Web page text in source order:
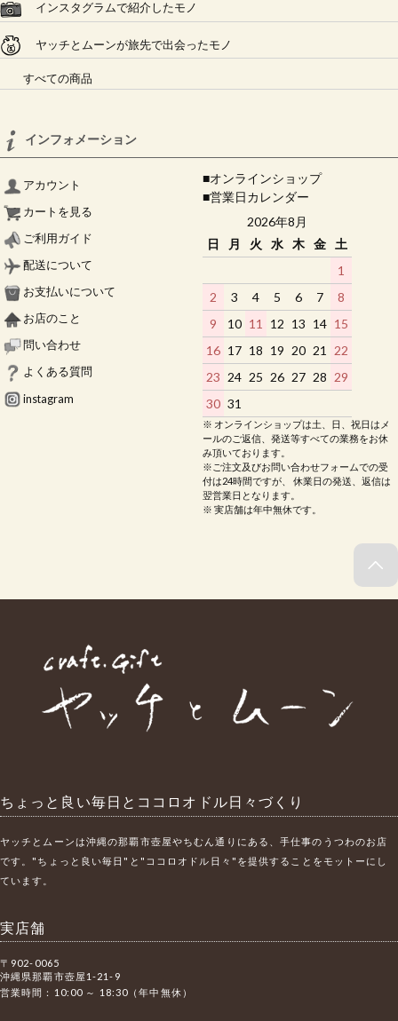
インスタグラムで紹介したモノ
ヤッチとムーンが旅先で出会ったモノ
すべての商品
インフォメーション
アカウント
カートを見る
ご利用ガイド
配送について
お支払いについて
お店のこと
問い合わせ
よくある質問
instagram
■オンラインショップ
■営業日カレンダー
2026年8月
日
月 火 水 木 金
土
1
2
3 4 5 6 7
8
9
10 11 12 13 14 15
16 17 18 19 20 21
22
23 24 25 26 27 28 29
30 31
※ オンラインショップは土、日、祝日はメ
ールのご返信、発送等すべての業務をお休
み頂いております。
※ご注文及びお問い合わせフォームでの受
付は24時間ですが、 休業日の発送、返信は
翌営業日となります。
※ 実店舗は年中無休です。
ちょっと良い毎日とココロオドル日々づくり
ヤッチとムーンは沖縄の那覇市壺屋やちむん通りにある、手仕事のうつわのお店
です。"ちょっと良い毎日"と"ココロオドル日々"を提供することをモットーにし
ています。
実店舗
〒902-0065
沖縄県那覇市壺屋1-21-9
営業時間：10:00 ～ 18:30（年中無休）